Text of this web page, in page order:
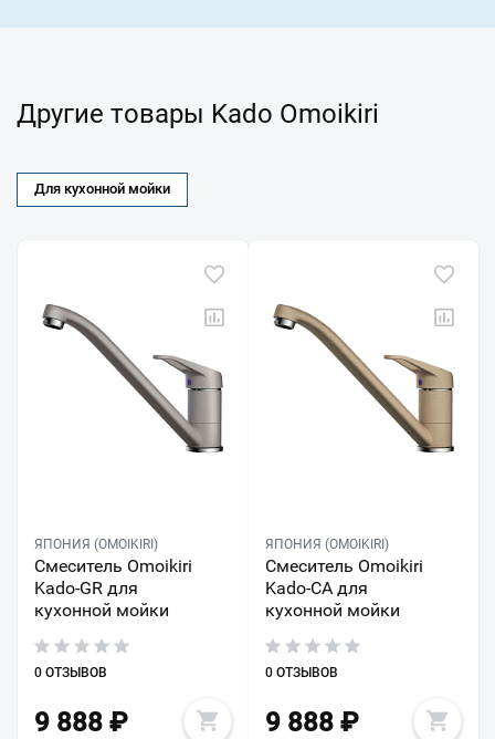
Другие товары Kado Omoikiri
Для кухонной мойки
ЯПОНИЯ (OMOIKIRI)
Смеситель Omoikiri
Kado-GR для
кухонной мойки
0 ОТЗЫВОВ
9 888 ₽
ЯПОНИЯ (OMOIKIRI)
Смеситель Omoikiri
Kado-CA для
кухонной мойки
0 ОТЗЫВОВ
9 888₽